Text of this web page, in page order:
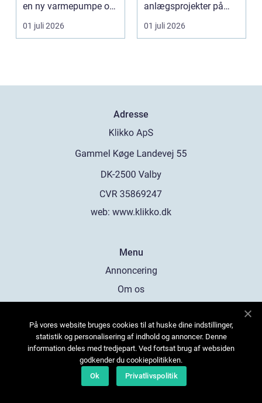
en ny varmepumpe op,
er en profes...
01 juli 2026
anlægsprojekter på
Sjælland. Når jord skal
fly...
01 juli 2026
Adresse
web: www.klikko.dk
Menu
Annoncering
Om os
Kontakt os
Sitemap
På vores website bruges cookies til at huske dine indstillinger,
statistik og personalisering af indhold og annoncer. Denne
information deles med tredjepart. Ved fortsat brug af websiden
godkender du cookiepolitikken.
Ok
Privatlivspolitik